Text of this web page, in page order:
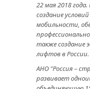
22 мая 2018
создание
мобильности,
также создание
лифтов в России.
АНО "Россия –
развивает